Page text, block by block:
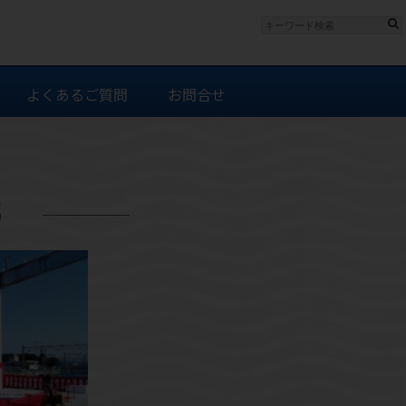
よくあるご質問 お問合せ